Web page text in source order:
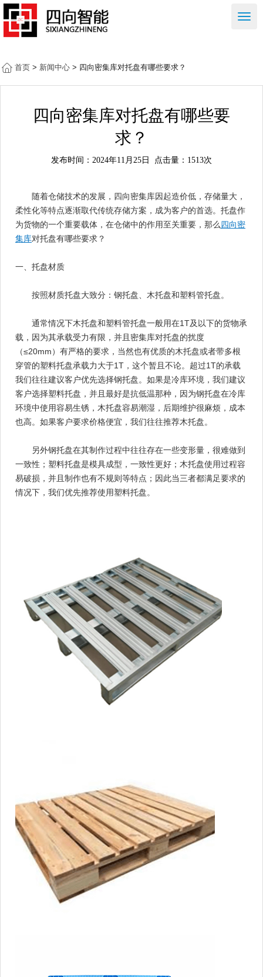
右
首页 > 新闻中心 > 四向密集库对托盘有哪些要求？
四向密集库对托盘有哪些要
求？
发布时间：2024年11月25日 点击量：1513次
随着仓储技术的发展，四向密集库因起造价低，存储量大，
柔性化等特点逐渐取代传统存储方案，成为客户的首选。托盘作
为货物的一个重要载体，在仓储中的作用至关重要，那么四向密
集库对托盘有哪些要求？
一、托盘材质
按照材质托盘大致分：钢托盘、木托盘和塑料管托盘。
通常情况下木托盘和塑料管托盘一般用在1T及以下的货物承
载，因为其承载受力有限，并且密集库对托盘的扰度
（≤20mm）有严格的要求，当然也有优质的木托盘或者带多根
穿管的塑料托盘承载力大于1T，这个暂且不论。超过1T的承载
我们往往建议客户优先选择钢托盘。如果是冷库环境，我们建议
客户选择塑料托盘，并且最好是抗低温那种，因为钢托盘在冷库
环境中使用容易生锈，木托盘容易潮湿，后期维护很麻烦，成本
也高。如果客户要求价格便宜，我们往往推荐木托盘。
另外钢托盘在其制作过程中往往存在一些变形量，很难做到
一致性；塑料托盘是模具成型，一致性更好；木托盘使用过程容
易破损，并且制作也有不规则等特点；因此当三者都满足要求的
情况下，我们优先推荐使用塑料托盘。